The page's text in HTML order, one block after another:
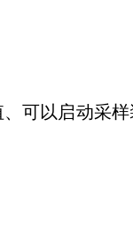
可以启动采